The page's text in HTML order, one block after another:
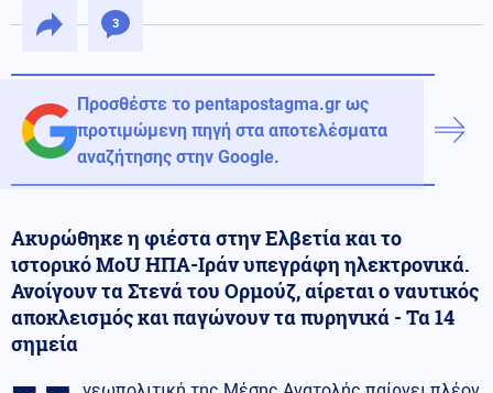
3
Προσθέστε το pentapostagma.gr ως
προτιμώμενη πηγή στα αποτελέσματα
αναζήτησης στην Google.
Ακυρώθηκε η φιέστα στην Ελβετία και το
ιστορικό MoU ΗΠΑ-Ιράν υπεγράφη ηλεκτρονικά.
Ανοίγουν τα Στενά του Ορμούζ, αίρεται ο ναυτικός
αποκλεισμός και παγώνουν τα πυρηνικά - Τα 14
σημεία